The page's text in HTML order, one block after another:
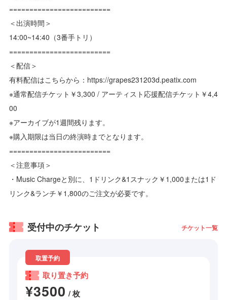
=========================
＜出演時間＞
14:00~14:40（3番手トリ）
=========================
＜配信＞
有料配信はこちらから：https://grapes231203d.peatix.com
※通常配信チケット￥3,300 / アーティスト応援配信チケット￥4,4
00
※アーカイブが1週間残ります。
※購入期限は当日の終演時までとなります。
=========================
＜注意事項＞
・Music Chargeと別に、1ドリンク&1スナック￥1,000または1ド
リンク&ランチ￥1,800のご注文が必要です。
受付中のチケット チケット一覧
取置予約
取り置き‪予約
¥3500 / 枚